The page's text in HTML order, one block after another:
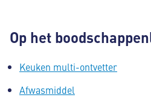
Op het
Keuken multi-ontvetter
Afwasmiddel